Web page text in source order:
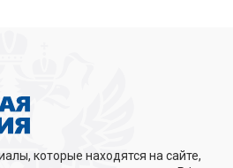
которые находятся на сайте,